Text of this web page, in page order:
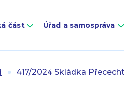
část Úřad a samospráva
417/2024 Skládka